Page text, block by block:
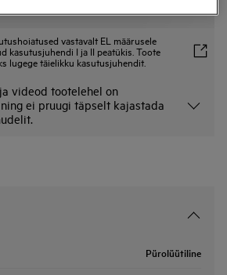
vastavalt EL määrusele
kasutusjuhendi I ja II peatükis. Toote
lugege täielikku kasutusjuhendit.
videod tootelehel on
ei pruugi täpselt kajastada
Pürolüütiline